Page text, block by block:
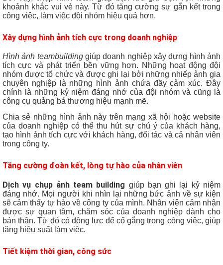
khoảnh khắc vui vẻ này. Từ đó tăng cường sự gắn kết trong
công việc, làm việc đội nhóm hiệu quả hơn.
Xây dựng hình ảnh tích cực trong doanh nghiệp
Hình ảnh teambuildinggiúp doanh nghiệp xây dựng hình ảnh
tích cực và phát triển bền vững hơn. Những hoạt động đội
nhóm được tổ chức và được ghi lại bởi những nhiếp ảnh gia
chuyên nghiệp là những hình ảnh chứa đầy cảm xúc. Đây
chính là những kỷ niệm đáng nhớ của đội nhóm và cũng là
công cụ quảng bá thương hiệu mạnh mẽ.
Chia sẻ những hình ảnh này trên mạng xã hội hoặc website
của doanh nghiệp có thể thu hút sự chú ý của khách hàng,
tạo hình ảnh tích cực với khách hàng, đối tác và cả nhân viên
trong công ty.
Tăng cường đoàn kết, lòng tự hào của nhân viên
Dịch vụ chụp ảnh team building giúp bạn ghi lại kỷ niệm
đáng nhớ. Mọi người khi nhìn lại những bức ảnh về sự kiện
sẽ cảm thấy tự hào về công ty của mình. Nhân viên cảm nhận
được sự quan tâm, chăm sóc của doanh nghiệp dành cho
bản thân. Từ đó có động lực để cố gắng trong công việc, giúp
tăng hiệu suất làm việc.
Tiết kiệm thời gian, công sức